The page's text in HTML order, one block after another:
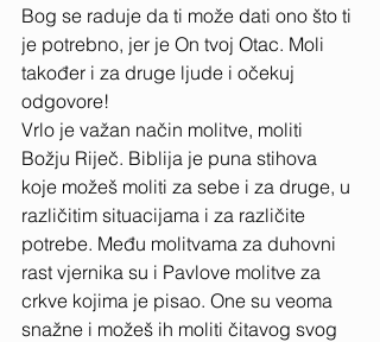
Bog se raduje da ti može dati ono što ti
je potrebno, jer je On tvoj Otac. Moli
također i za druge ljude i očekuj
odgovore!
Vrlo je važan način molitve, moliti
Božju Riječ. Biblija je puna stihova
koje možeš moliti za sebe i za druge, u
različitim situacijama i za različite
potrebe. Među molitvama za duhovni
rast vjernika su i Pavlove molitve za
crkve kojima je pisao. One su veoma
snažne i možeš ih moliti čitavog svog